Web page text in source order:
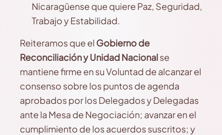
Nicaragüense que quiere Paz, Seguridad,
Trabajo y Estabilidad.
Reiteramos que el Gobierno de
Reconciliación y Unidad Nacionalse
mantiene firme en su Voluntad de alcanzar el
consenso sobre los puntos de agenda
aprobados por los Delegados y Delegadas
ante la Mesa de Negociación; avanzar en el
cumplimiento de los acuerdos suscritos; y